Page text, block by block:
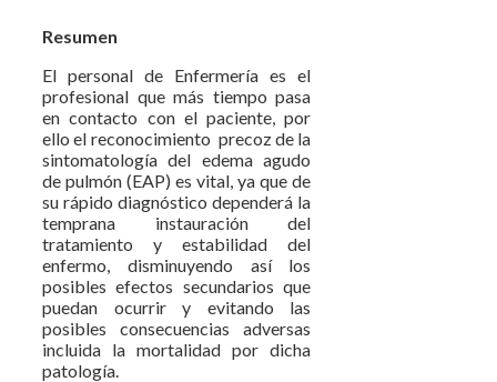
Resumen
El personal de Enfermería es el
profesional que más tiempo pasa
en contacto con el paciente, por
ello el reconocimiento precoz de la
sintomatología del edema agudo
de pulmón (EAP) es vital, ya que de
su rápido diagnóstico dependerá la
temprana instauración del
tratamiento y estabilidad del
enfermo, disminuyendo así los
posibles efectos secundarios que
puedan ocurrir y evitando las
posibles consecuencias adversas
incluida la mortalidad por dicha
patología.